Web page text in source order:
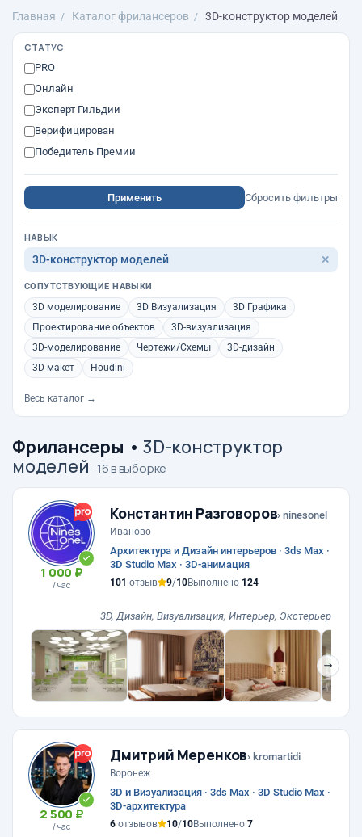
Главная Каталог фрилансеров 3D-конструктор моделей
СТАТУС
PRO
Онлайн
Эксперт Гильдии
Верифицирован
Победитель Премии
Применить Сбросить фильтры
НАВЫК
3D-конструктор моделей ✕
СОПУТСТВУЮЩИЕ НАВЫКИ
3D моделирование 3D Визуализация
3D Графика
Проектирование объектов
3D-визуализация
3D-моделирование
Чертежи/Схемы
3D-дизайн
3D-макет
Houdini
Весь каталог →
Фрилансеры •3D-конструктор
моделей · 16 в выборке
1 000 ₽
/ час
Константин Разговоров› ninesonel
Иваново
Архитектура и Дизайн интерьеров · 3ds Max ·
3D Studio Max · 3D-анимация
101 отзыв 9/10Выполнено 124
3D, Дизайн, Визуализация, Интерьер, Экстерьер
❯
2 500 ₽
/ час
Дмитрий Меренков› kromartidi
Воронеж
3D и Визуализация · 3ds Max · 3D Studio Max ·
3D-архитектура
6 отзывов 10/10Выполнено 7